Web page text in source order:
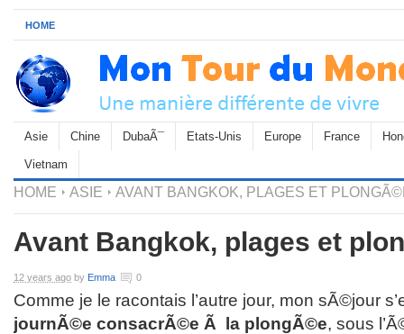
HOME
Asie Chine DubaÃ¯ Etats-Unis Europe France
Vietnam
HOME ASIE AVANT BANGKOK, PLAGES ET
Avant Bangkok, plages et
12 years ago by Emma 0
Comme je le racontais l’autre jour, mon sÃ©jour
journÃ©e consacrÃ©e Ã la plongÃ©e, sous